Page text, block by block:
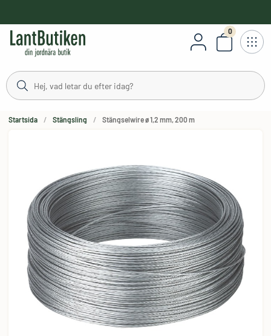
0
Antal
Startsida Stängsling Stängselwire ø 1,2 mm, 200 m